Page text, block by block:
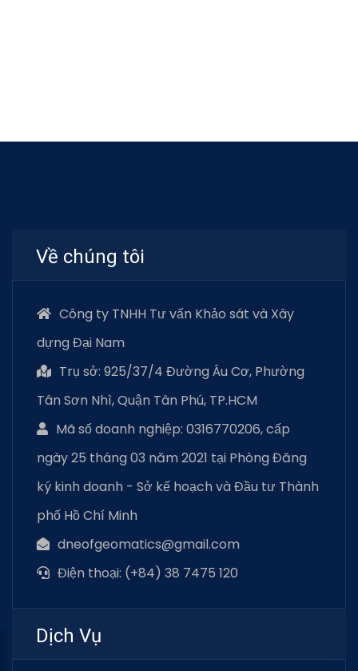
Về chúng tôi
Công ty TNHH Tư vấn Khảo sát và Xây
dựng Đại Nam
Trụ sở: 925/37/4 Đường Âu Cơ, Phường
Tân Sơn Nhì, Quận Tân Phú, TP.HCM
Mã số doanh nghiệp: 0316770206, cấp
ngày 25 tháng 03 năm 2021 tại Phòng Đăng
ký kinh doanh - Sở kế hoạch và Đầu tư Thành
phố Hồ Chí Minh
dneofgeomatics@gmail.com
Điện thoại: (+84) 38 7475 120
Dịch Vụ